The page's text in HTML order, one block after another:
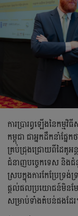
ការប្រារព្ធឡើងនៃកម្ម
កម្ពុជា ជាអ្នកដឹកនាំផ្ន
គ្រប់ជ្រុងជ្រោយពីដៃគូអន្
ជំនាញបច្ចេកទេស និងជំ
ស្របក្នុងការកែប្រែទ្រ
ផ្ដល់ផលប្រយោជន៍មិនមែ
សម្រាប់ទាំងតំបន់ផងដែ